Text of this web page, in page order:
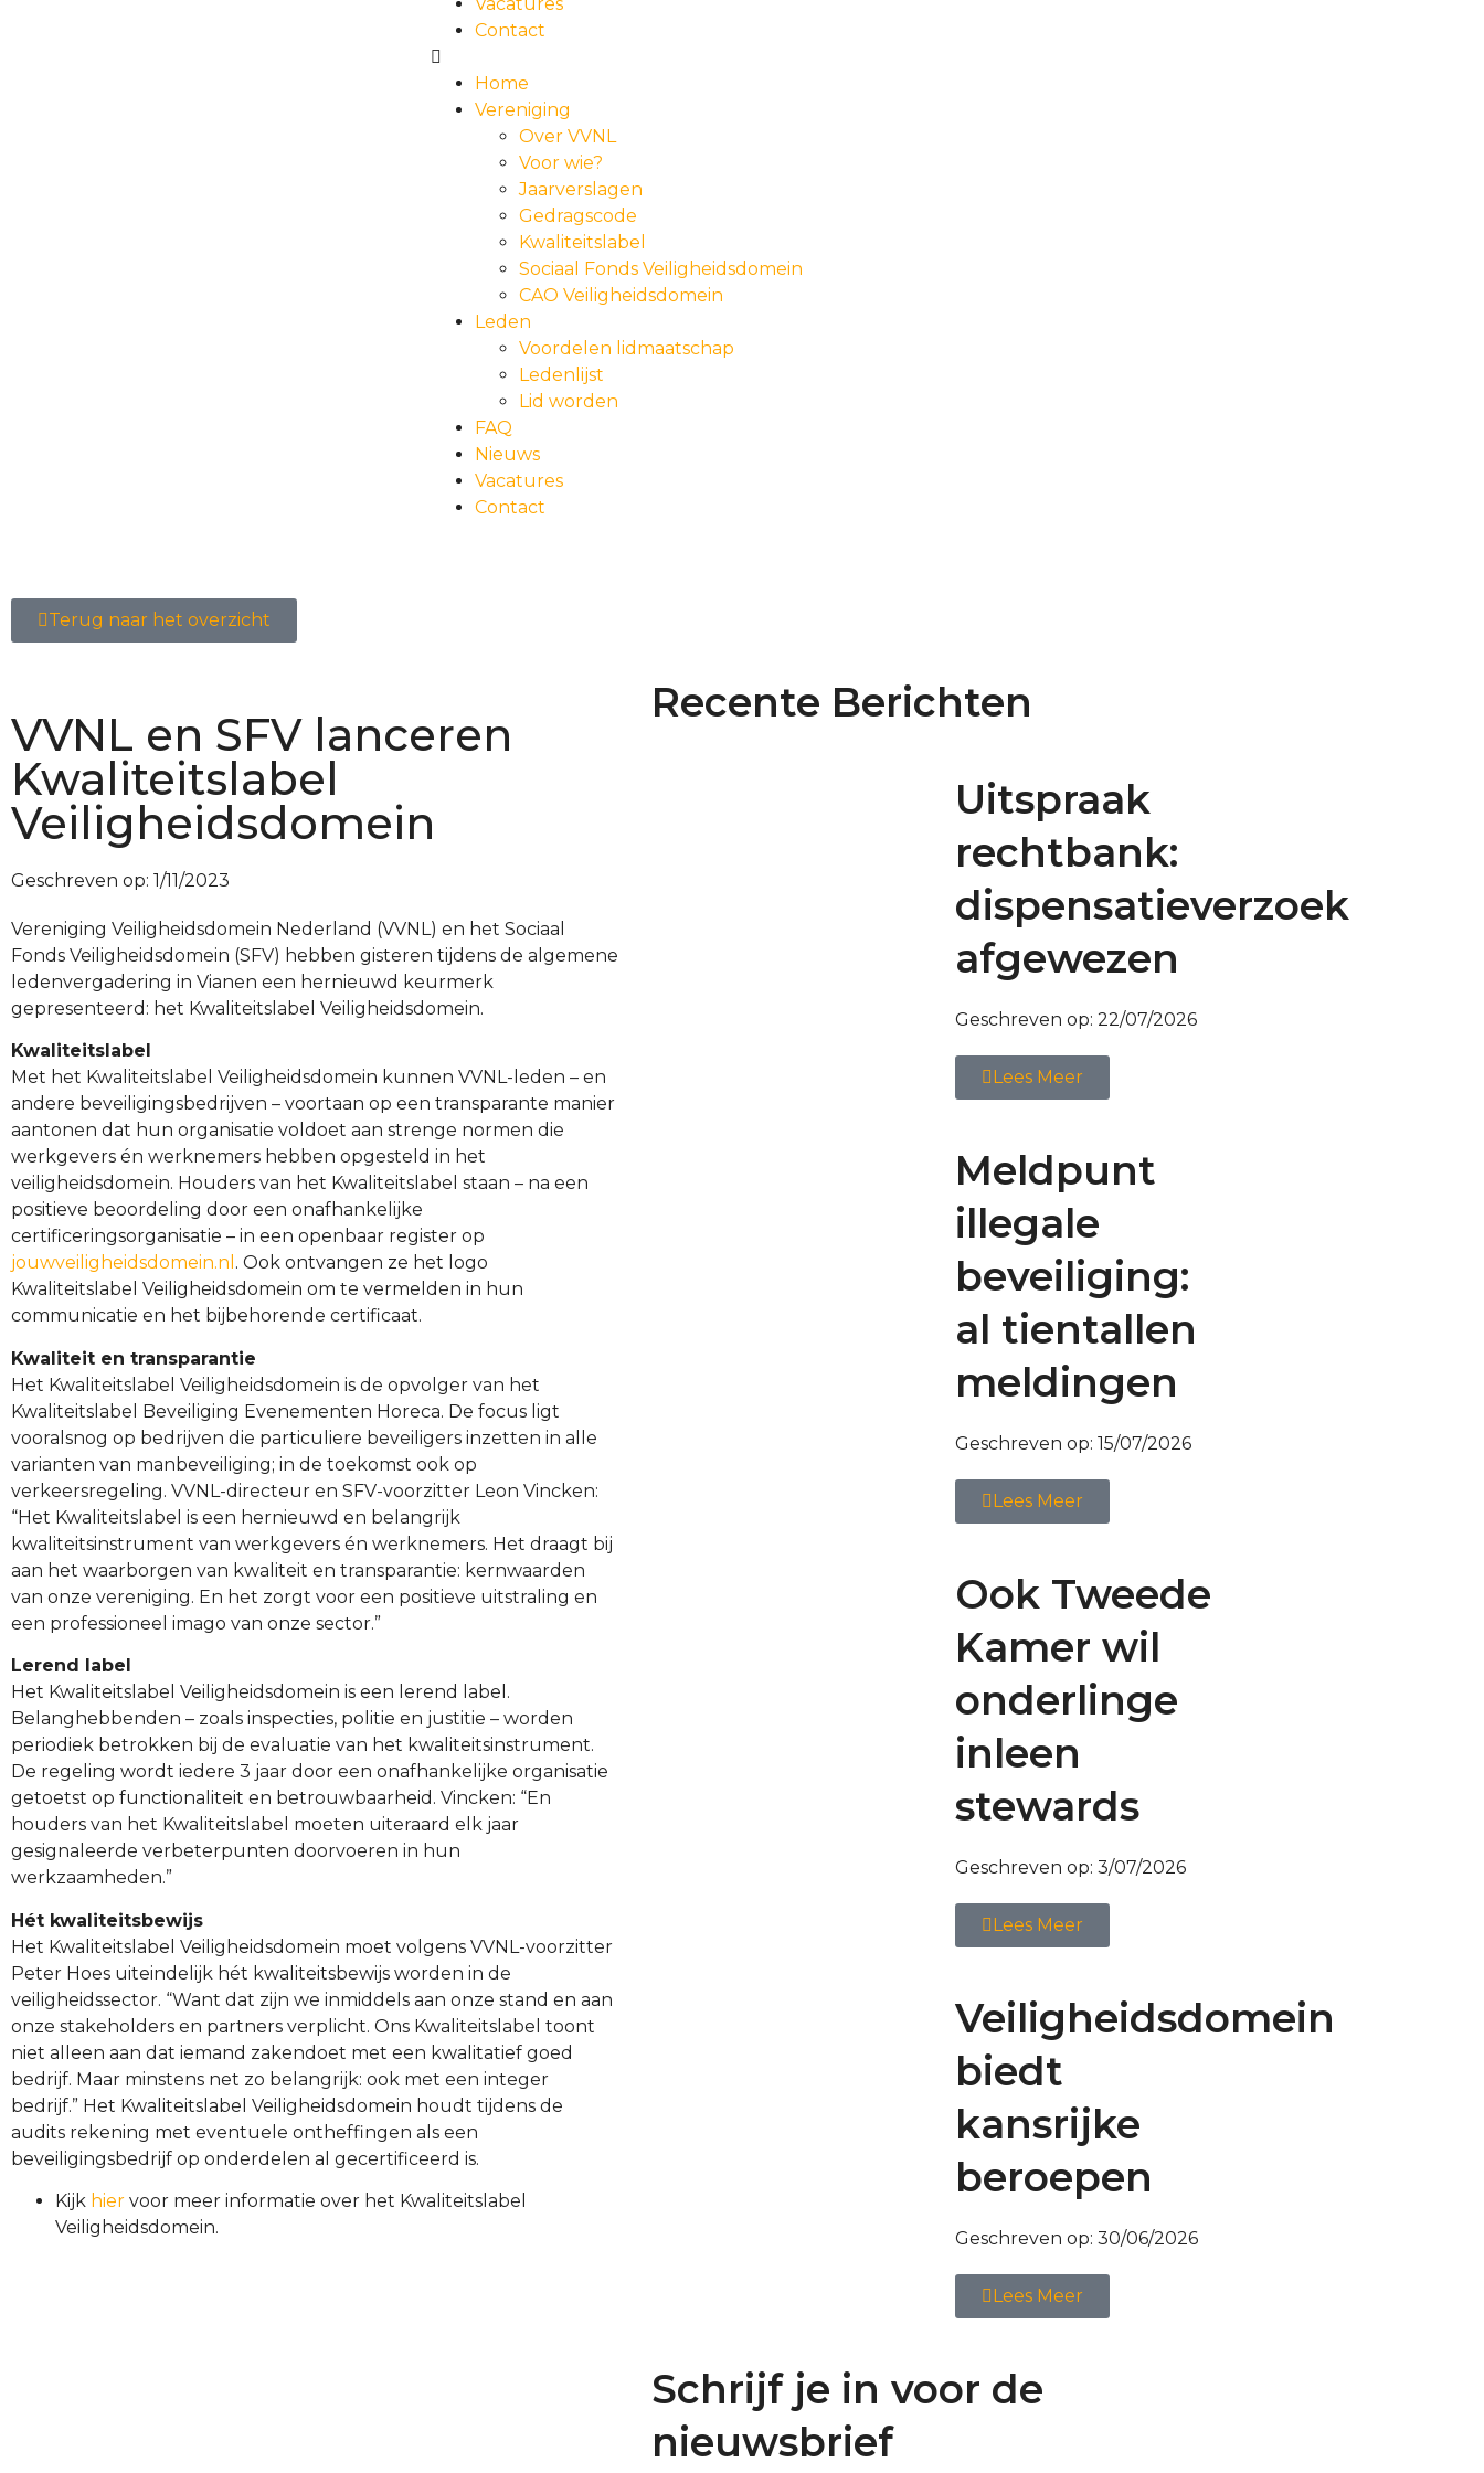
Contact
Home
Vereniging
Over VVNL
Voor wie?
Jaarverslagen
Gedragscode
Kwaliteitslabel
Sociaal Fonds Veiligheidsdomein
CAO Veiligheidsdomein
Leden
Voordelen lidmaatschap
Ledenlijst
Lid worden
FAQ
Nieuws
Vacatures
Contact
Terug naar het overzicht
VVNL en SFV lanceren
Kwaliteitslabel
Veiligheidsdomein
Geschreven op: 1/11/2023
Vereniging Veiligheidsdomein Nederland (VVNL) en het Sociaal
Fonds Veiligheidsdomein (SFV) hebben gisteren tijdens de algemene
ledenvergadering in Vianen een hernieuwd keurmerk
gepresenteerd: het Kwaliteitslabel Veiligheidsdomein.
Kwaliteitslabel
Met het Kwaliteitslabel Veiligheidsdomein kunnen VVNL-leden – en
andere beveiligingsbedrijven – voortaan op een transparante manier
aantonen dat hun organisatie voldoet aan strenge normen die
werkgevers én werknemers hebben opgesteld in het
veiligheidsdomein. Houders van het Kwaliteitslabel staan – na een
positieve beoordeling door een onafhankelijke
certificeringsorganisatie – in een openbaar register op
jouwveiligheidsdomein.nl . Ook ontvangen ze het logo
Kwaliteitslabel Veiligheidsdomein om te vermelden in hun
communicatie en het bijbehorende certificaat.
Kwaliteit en transparantie
Het Kwaliteitslabel Veiligheidsdomein is de opvolger van het
Kwaliteitslabel Beveiliging Evenementen Horeca. De focus ligt
vooralsnog op bedrijven die particuliere beveiligers inzetten in alle
varianten van manbeveiliging; in de toekomst ook op
verkeersregeling. VVNL-directeur en SFV-voorzitter Leon Vincken:
“Het Kwaliteitslabel is een hernieuwd en belangrijk
kwaliteitsinstrument van werkgevers én werknemers. Het draagt bij
aan het waarborgen van kwaliteit en transparantie: kernwaarden
van onze vereniging. En het zorgt voor een positieve uitstraling en
een professioneel imago van onze sector.”
Lerend label
Het Kwaliteitslabel Veiligheidsdomein is een lerend label.
Belanghebbenden – zoals inspecties, politie en justitie – worden
periodiek betrokken bij de evaluatie van het kwaliteitsinstrument.
De regeling wordt iedere 3 jaar door een onafhankelijke organisatie
getoetst op functionaliteit en betrouwbaarheid. Vincken: “En
houders van het Kwaliteitslabel moeten uiteraard elk jaar
gesignaleerde verbeterpunten doorvoeren in hun
werkzaamheden.”
Hét kwaliteitsbewijs
Het Kwaliteitslabel Veiligheidsdomein moet volgens VVNL-voorzitter
Peter Hoes uiteindelijk hét kwaliteitsbewijs worden in de
veiligheidssector. “Want dat zijn we inmiddels aan onze stand en aan
onze stakeholders en partners verplicht. Ons Kwaliteitslabel toont
niet alleen aan dat iemand zakendoet met een kwalitatief goed
bedrijf. Maar minstens net zo belangrijk: ook met een integer
bedrijf.” Het Kwaliteitslabel Veiligheidsdomein houdt tijdens de
audits rekening met eventuele ontheffingen als een
beveiligingsbedrijf op onderdelen al gecertificeerd is.
Kijk hier voor meer informatie over het Kwaliteitslabel
Veiligheidsdomein.
Recente Berichten
Uitspraak
rechtbank:
dispensatieverzoek
afgewezen
Geschreven op: 22/07/2026
Lees Meer
Meldpunt
illegale
beveiliging:
al tientallen
meldingen
Geschreven op: 15/07/2026
Lees Meer
Ook Tweede
Kamer wil
onderlinge
inleen
stewards
Geschreven op: 3/07/2026
Lees Meer
Veiligheidsdomein
biedt
kansrijke
beroepen
Geschreven op: 30/06/2026
Lees Meer
Schrijf je in voor de
nieuwsbrief